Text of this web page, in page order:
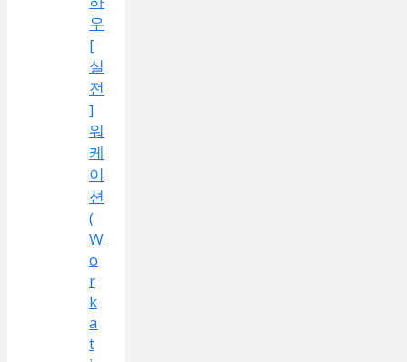
우
[
실
전
]
워
케
이
션
(
W
o
r
k
a
t